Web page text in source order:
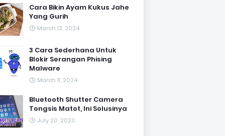
Cara Bikin Ayam Kukus Jahe
Yang Gurih
March 13, 2024
3 Cara Sederhana Untuk
Blokir Serangan Phising
Malware
March 11, 2024
Bluetooth Shutter Camera
Tongsis Matot, Ini Solusinya
July 20, 2023